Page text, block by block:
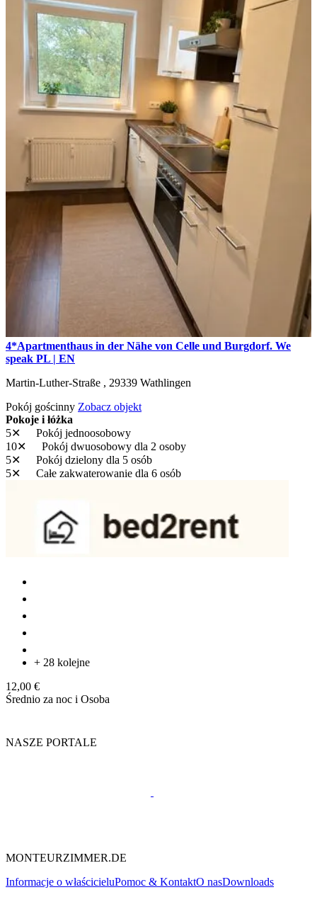
4*Apartmenthaus in der Nähe von Celle und Burgdorf. We
speak PL | EN
Martin-Luther-Straße , 29339 Wathlingen
Pokój gościnny Zobacz objekt
Pokoje i łóżka
5✕
Pokój jednoosobowy
10✕
Pokój dwuosobowy dla 2 osoby
5✕
Pokój dzielony dla 5 osób
5✕
Całe zakwaterowanie dla 6 osób
+ 28 kolejne
12,00 €
Średnio za noc i Osoba
NASZE PORTALE
MONTEURZIMMER.DE
Informacje o właścicieluPomoc & KontaktO nasDownloads